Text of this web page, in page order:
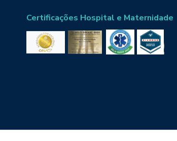
Certificações Hospital e Maternidade